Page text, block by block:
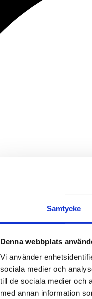
Samtycke
Denna webbplats
Vi använder
sociala medier och
till de sociala medier och
med annan information